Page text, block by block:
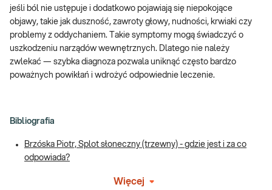
jeśli ból nie ustępuje i dodatkowo pojawiają się niepokojące
objawy, takie jak duszność, zawroty głowy, nudności, krwiaki czy
problemy z oddychaniem. Takie symptomy mogą świadczyć o
uszkodzeniu narządów wewnętrznych. Dlatego nie należy
zwlekać — szybka diagnoza pozwala uniknąć często bardzo
poważnych powikłań i wdrożyć odpowiednie leczenie.
Bibliografia
Brzóska Piotr, Splot słoneczny (trzewny) - gdzie jest i za co
odpowiada?
Więcej